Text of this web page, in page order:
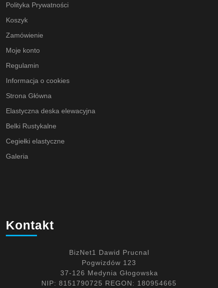
Polityka Prywatności
Koszyk
Zamówienie
Moje konto
Regulamin
Informacja o cookies
Strona Główna
Elastyczna deska elewacyjna
Belki Rustykalne
Cegiełki elastyczne
Galeria
Kontakt
BizNet1 Dawid Prucnal
Pogwizdów 123
37-126 Medynia Głogowska
NIP: 8151790725 REGON: 180954665